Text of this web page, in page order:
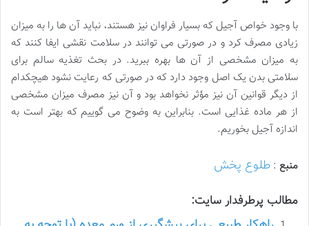
با وجود خواص آجیل که بسیار فراوان نیز هستند، نباید آن ها را به میزان
زیادی مصرف کرد و در صورتی می توانند در سلامت نقشی ایفا کنند که
به میزان مشخصی از آن ها بهره ببرید. در بحث تغذیه سالم برای
سلامتی بدن یک اصل وجود دارد که در صورتی که رعایت نشود هیچکدام
از دیگر قوانین آن نیز مؤثر نخواهد بود و آن نیز مصرف میزان مشخصی
از هر ماده غذایی است. بنابراین به وضوح می گوییم که بهتر است به
اندازه آجیل بخوریم.
منبع : طلوع پخش
مطالب پرطرفدار سایت: